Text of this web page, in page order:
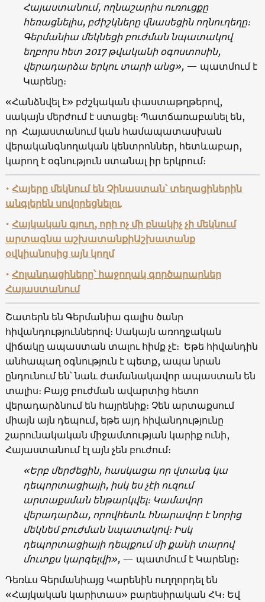
Հայաստանում, ողնաշարիս ուռուցքը
հեռացնելիս, բժիշկները վնասեցին ողնուղեղը։
Գերմանիա մեկնեցի բուժման նպատակով
եղբորս հետ2017թվականի օգոստոսին,
վերադարձա երկու տարի անց»,— պատմում է
Կարենը։
«Հանձնվել է» բժշկական փաստաթղթերով,
սակայն մերժում է ստացել։ Պատճառաբանել են,
որ Հայաստանում կան համապատասխան
վերականգնողական կենտրոններ, հետևաբար,
կարող է օգնություն ստանալ իր երկրում։
• Հայերը մեկնում են Չինաստան՝ տեղացիներին
անգլերեն սովորեցնելու
• Հայկական գյուղ, որի ոչ մի բնակիչ չի մեկնում
արտագնա աշխատանքիԱշխատանք
օվկիանոսից այն կողմ
• Հոլանդացիները՝ հաջողակ գործարարներ
Հայաստանում
Շատերն են Գերմանիա գալիս ծանր
հիվանդություններով։ Սակայն առողջական
վիճակը ապաստան տալու հիմք չէ։ Եթե հիվանդին
անհապաղ օգնություն է պետք, ապա նրան
ընդունում են՝ նաև ժամանակավոր ապաստան են
տալիս։ Բայց բուժման ավարտից հետո
վերադարձնում են հայրենիք։ Չեն արտաքսում
միայն այն դեպում, եթե այդ հիվանդությունը
շարունակական միջամտության կարիք ունի,
Հայաստանում էլ այն չեն բուժում։
«Երբ մերժեցին, հասկացա որ վտանգ կա
դեպորտացիայի, իսկ ես չէի ուզում
արտաքսման ենթարկվել։ Կամավոր
վերադարձա, որովհետև հնարավոր է նորից
մեկնեմ բուժման նպատակով։ Իսկ
դեպորտացիայի դեպքում մի քանի տարով
մուտքս կարգելվի», — պատմում է Կարենը։
Դեռևս Գերմանիայց Կարենին ուղղորդել են
«Հայկական կարիտաս» բարեսիրական ՀԿ։ Եվ